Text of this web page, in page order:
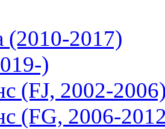
(2010-2017)
)
(FJ, 2002-
(FG, 2006-